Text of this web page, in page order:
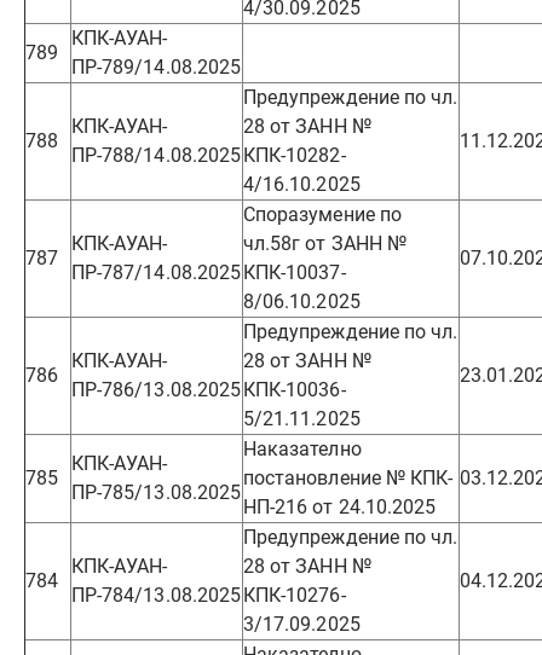
4/30.09.2025
789
КПК-АУАН-
ПР-789/14.08.2025
788
КПК-АУАН-
ПР-788/14.08.2025
Предупреждение по чл.
28 от ЗАНН №
КПК-10282-
4/16.10.2025
787
КПК-АУАН-
ПР-787/14.08.2025
Споразумение по
чл.58г от ЗАНН №
КПК-10037-
8/06.10.2025
786
КПК-АУАН-
ПР-786/13.08.2025
Предупреждение по чл.
28 от ЗАНН №
КПК-10036-
5/21.11.2025
785
КПК-АУАН-
ПР-785/13.08.2025
Наказателно
постановление № КПК-
НП-216 от 24.10.2025
784
КПК-АУАН-
ПР-784/13.08.2025
Предупреждение по чл.
28 от ЗАНН №
КПК-10276-
3/17.09.2025